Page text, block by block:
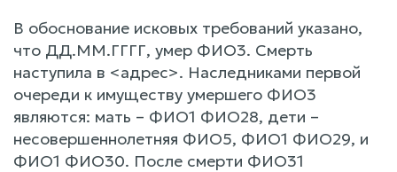
В обоснование исковых требований указано,
что ДД.ММ.ГГГГ, умер ФИО3. Смерть
наступила в <адрес>. Наследниками первой
очереди к имуществу умершего ФИО3
являются: мать – ФИО1 ФИО28, дети –
несовершеннолетняя ФИО5, ФИО1 ФИО29, и
ФИО1 ФИО30. После смерти ФИО31